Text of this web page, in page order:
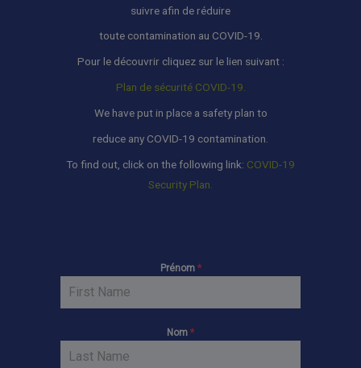
suivre afin de réduire
toute contamination au COVID-19.
Pour le découvrir cliquez sur le lien suivant :
Plan de sécurité COVID-19.
We have put in place a safety plan to
reduce any COVID-19 contamination.
To find out, click on the following link: COVID-19
Security Plan.
Prénom *
Nom *